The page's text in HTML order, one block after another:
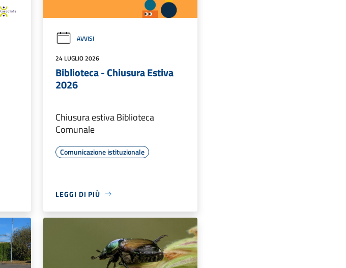
AVVISI
24 LUGLIO 2026
Biblioteca - Chiusura Estiva
2026
Chiusura estiva Biblioteca
Comunale
Comunicazione istituzionale
LEGGI DI PIÙ